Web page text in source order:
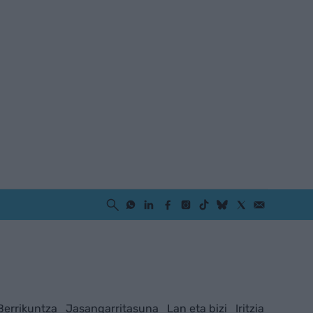
Jasangarritasuna Lan eta bizi Iritzia